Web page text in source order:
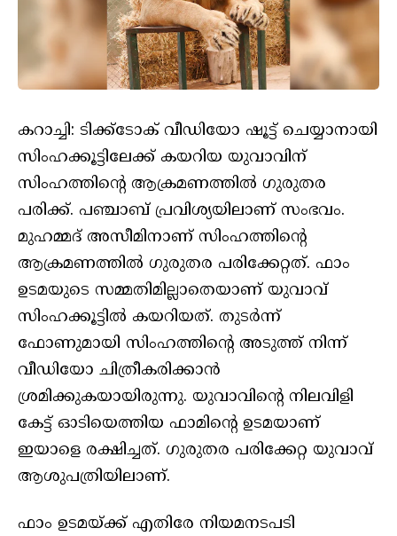
കറാച്ചി: ടിക്ക്‌ടോക് വീഡിയോ ഷൂട്ട് ചെയ്യാനായി
സിംഹക്കൂട്ടിലേക്ക് കയറിയ യുവാവിന്
സിംഹത്തിന്റെ ആക്രമണത്തില്‍ ഗുരുതര
പരിക്ക്. പഞ്ചാബ് പ്രവിശ്യയിലാണ് സംഭവം.
മുഹമ്മദ് അസീമിനാണ് സിംഹത്തിന്റെ
ആക്രമണത്തില്‍ ഗുരുതര പരിക്കേറ്റത്. ഫാം
ഉടമയുടെ സമ്മതിമില്ലാതെയാണ് യുവാവ്
സിംഹക്കൂട്ടില്‍ കയറിയത്. തുടര്‍ന്ന്
ഫോണുമായി സിംഹത്തിന്റെ അടുത്ത് നിന്ന്
വീഡിയോ ചിത്രീകരിക്കാന്‍
ശ്രമിക്കുകയായിരുന്നു. യുവാവിന്റെ നിലവിളി
കേട്ട് ഓടിയെത്തിയ ഫാമിന്റെ ഉടമയാണ്
ഇയാളെ രക്ഷിച്ചത്. ഗുരുതര പരിക്കേറ്റ യുവാവ്
ആശുപത്രിയിലാണ്.
ഫാം ഉടമയ്ക്ക് എതിരേ നിയമനടപടി